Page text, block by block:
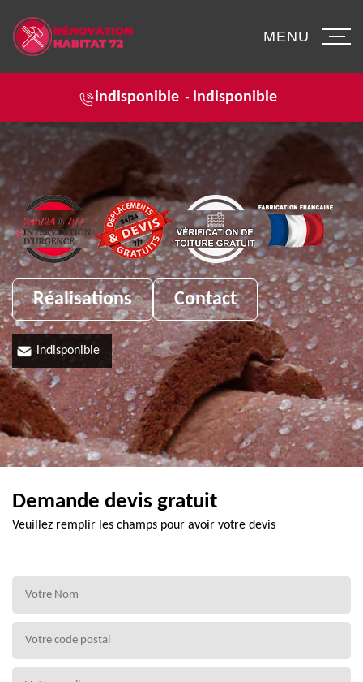
indisponible - indisponible
MENU
Réalisations Contact
indisponible
Demande devis gratuit
Veuillez remplir les champs pour avoir votre devis